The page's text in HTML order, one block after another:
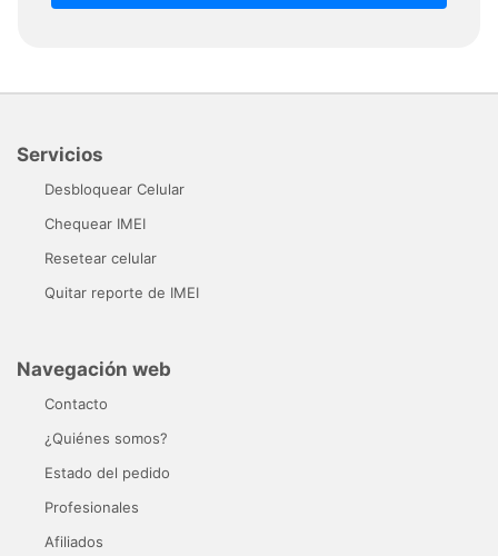
Servicios
Desbloquear Celular
Chequear IMEI
Resetear celular
Quitar reporte de IMEI
Navegación web
Contacto
¿Quiénes somos?
Estado del pedido
Profesionales
Afiliados